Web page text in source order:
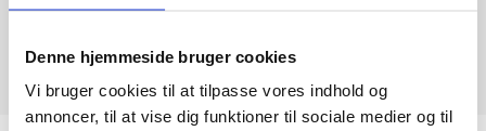
Denne hjemmeside bruger cookies
Vi bruger cookies til at tilpasse vores indhold og
annoncer, til at vise dig funktioner til sociale medier og til
Tolkode